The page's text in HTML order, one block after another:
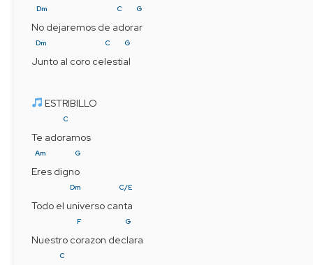
Dm C G
No dejaremos de adorar
Dm C G
Junto al coro celestial
ESTRIBILLO
C
Te adoramos
Am G
Eres digno
Dm C/E
Todo el universo canta
F G
Nuestro corazon declara
C